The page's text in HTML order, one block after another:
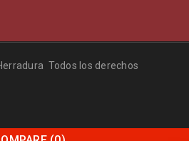
Todos los derechos